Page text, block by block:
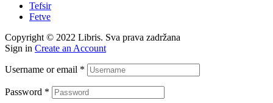
Tefsir
Fetve
Copyright © 2022 Libris. Sva prava zadržana
Sign in Create an Account
Username or email *
Password *